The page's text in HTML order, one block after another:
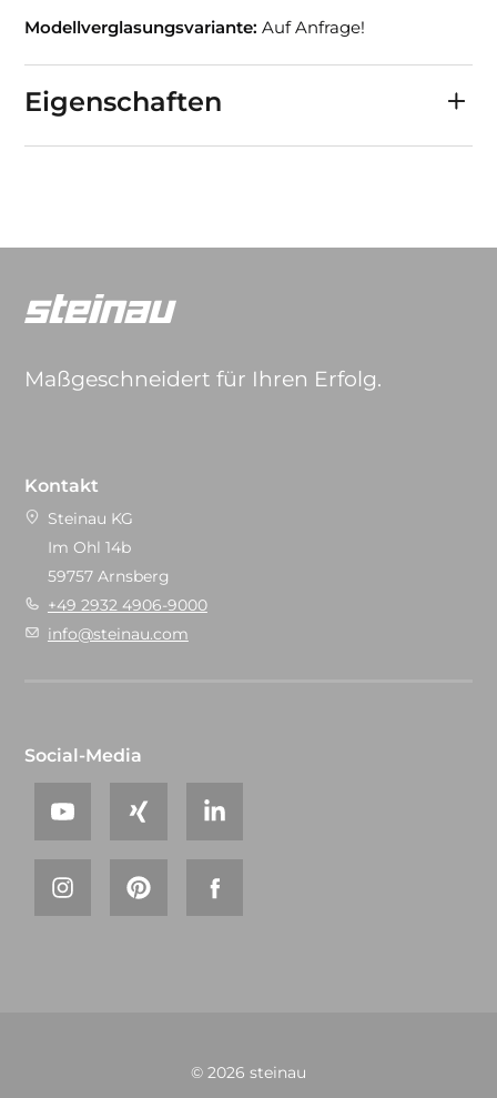
Modellverglasungsvariante:Auf Anfrage!
Eigenschaften
Maßgeschneidert für Ihren Erfolg.
Kontakt
Steinau KG
Im Ohl 14b
59757 Arnsberg
+49 2932 4906-9000
info@steinau.com
Social-Media
© 2026 steinau